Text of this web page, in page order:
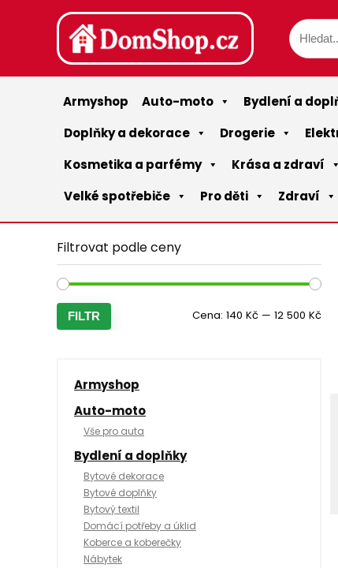
Armyshop Auto-moto Bydlení a
Doplňky a dekorace
Drogerie
Kosmetika a parfémy
Krása a zdraví
Velké spotřebiče
Pro děti Zdraví
Filtrovat podle ceny
FILTR Cena: 140 Kč — 12 500 Kč
Armyshop
Auto-moto
Vše pro auta
Bydlení a doplňky
Bytové dekorace
Bytové doplňky
Bytový textil
Domácí potřeby a úklid
Koberce a koberečky
Nábytek